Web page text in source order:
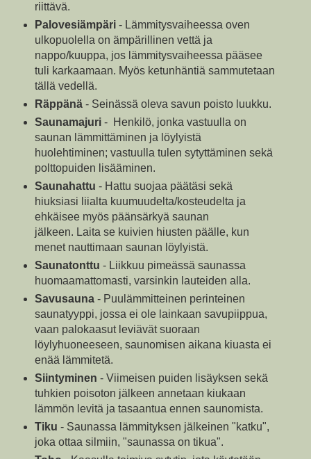
riittävä.
Palovesiämpäri- Lämmitysvaiheessa oven
ulkopuolella on ämpärillinen vettä ja
nappo/kuuppa, jos lämmitysvaiheessa pääsee
tuli karkaamaan. Myös ketunhäntiä sammutetaan
tällä vedellä.
Räppänä- Seinässä oleva savun poisto luukku.
Saunamajuri - Henkilö, jonka vastuulla on
saunan lämmittäminen ja löylyistä
huolehtiminen; vastuulla tulen sytyttäminen sekä
polttopuiden lisääminen.
Saunahattu - Hattu suojaa päätäsi sekä
hiuksiasi liialta kuumuudelta/kosteudelta ja
ehkäisee myös päänsärkyä saunan
jälkeen. Laita se kuivien hiusten päälle, kun
menet nauttimaan saunan löylyistä.
Saunatonttu - Liikkuu pimeässä saunassa
huomaamattomasti, varsinkin lauteiden alla.
Savusauna- Puulämmitteinen perinteinen
saunatyyppi, jossa ei ole lainkaan savupiippua,
vaan palokaasut leviävät suoraan
löylyhuoneeseen, saunomisen aikana kiuasta ei
enää lämmitetä.
Siintyminen - Viimeisen puiden lisäyksen sekä
tuhkien poisoton jälkeen annetaan kiukaan
lämmön levitä ja tasaantua ennen saunomista.
Tiku - Saunassa lämmityksen jälkeinen "katku",
joka ottaa silmiin, "saunassa on tikua".